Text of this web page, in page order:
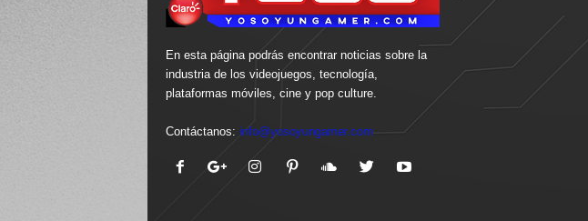
En esta página podrás encontrar noticias sobre la
industria de los videojuegos, tecnología,
plataformas móviles, cine y pop culture.
Contáctanos: info@yosoyungamer.com